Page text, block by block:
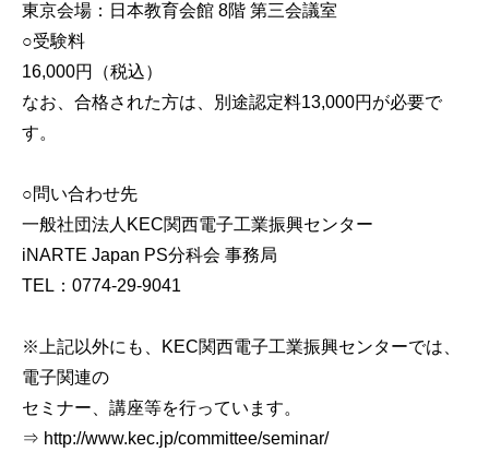
東京会場：日本教育会館 8階 第三会議室
○受験料
16,000円（税込）
なお、合格された方は、別途認定料13,000円が必要で
す。
○問い合わせ先
一般社団法人KEC関西電子工業振興センター
iNARTE Japan PS分科会 事務局
TEL：0774-29-9041
※上記以外にも、KEC関西電子工業振興センターでは、
電子関連の
セミナー、講座等を行っています。
⇒ http://www.kec.jp/committee/seminar/